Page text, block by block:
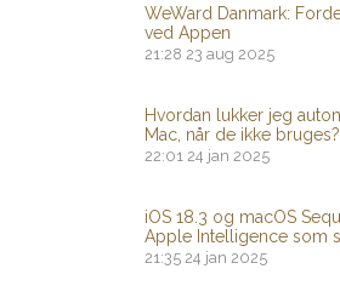
WeWard Danmark:
ved Appen
21:28 23 aug 2025
Hvordan lukker jeg
Mac, når de ikke bruges?
22:01 24 jan 2025
iOS 18.3 og macOS
Apple Intelligence som
21:35 24 jan 2025